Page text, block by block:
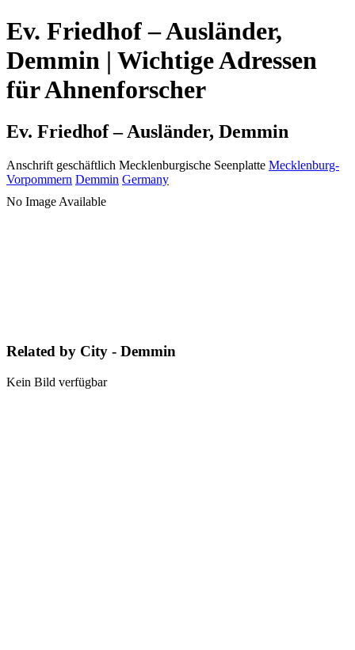
Ev. Friedhof – Ausländer,
Demmin | Wichtige Adressen
für Ahnenforscher
Ev. Friedhof – Ausländer, Demmin
Anschrift geschäftlich Mecklenburgische Seenplatte Mecklenburg-
Vorpommern Demmin Germany
No Image Available
Related by City - Demmin
Kein Bild verfügbar